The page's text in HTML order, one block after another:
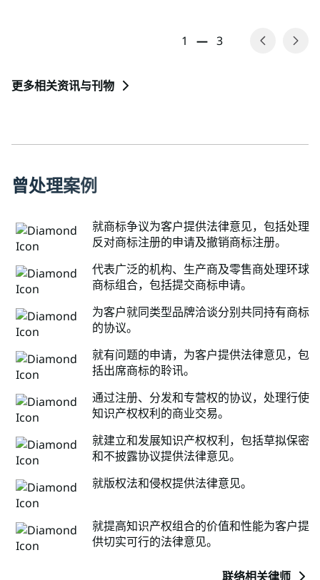
更多相关资讯与刊物
1 — 3
曾处理案例
就商标争议为客户提供法律意见，包括处理
反对商标注册的申请及撤销商标注册。
代表广泛的机构、生产商及零售商处理环球
商标组合，包括提交商标申请。
为客户就同类型品牌洽谈分别共同持有商标
的协议。
就有问题的申请，为客户提供法律意见，包
括出席商标的聆讯。
通过注册、分发和专营权的协议，处理行使
知识产权权利的商业交易。
就建立和发展知识产权权利，包括草拟保密
和不披露协议提供法律意见。
就版权法和侵权提供法律意见。
就提高知识产权组合的价值和性能为客户提
供切实可行的法律意见。
联络相关律师